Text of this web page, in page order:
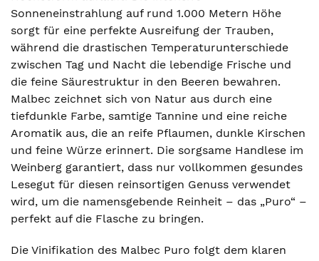
Sonneneinstrahlung auf rund 1.000 Metern Höhe
sorgt für eine perfekte Ausreifung der Trauben,
während die drastischen Temperaturunterschiede
zwischen Tag und Nacht die lebendige Frische und
die feine Säurestruktur in den Beeren bewahren.
Malbec zeichnet sich von Natur aus durch eine
tiefdunkle Farbe, samtige Tannine und eine reiche
Aromatik aus, die an reife Pflaumen, dunkle Kirschen
und feine Würze erinnert. Die sorgsame Handlese im
Weinberg garantiert, dass nur vollkommen gesundes
Lesegut für diesen reinsortigen Genuss verwendet
wird, um die namensgebende Reinheit – das „Puro“ –
perfekt auf die Flasche zu bringen.
Die Vinifikation des Malbec Puro folgt dem klaren